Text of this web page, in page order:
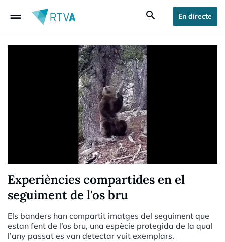
drag_handle search En directe
Experiències compartides en el
seguiment de l'os bru
Els banders han compartit imatges del seguiment que
estan fent de l’os bru, una espècie protegida de la qual
l’any passat es van detectar vuit exemplars.